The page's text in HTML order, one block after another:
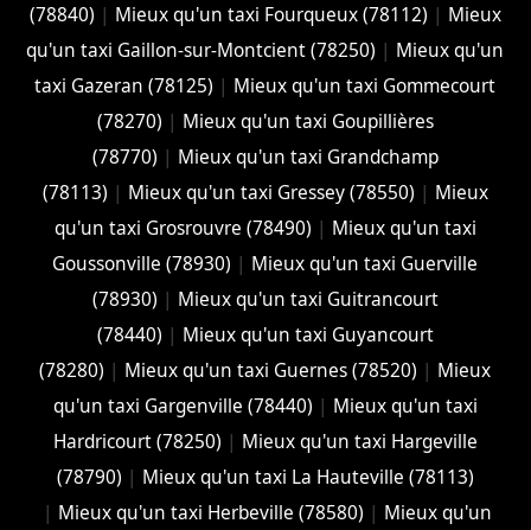
(78840) | Mieux qu'un taxi Fourqueux (78112) | Mieux
qu'un taxi Gaillon-sur-Montcient (78250) | Mieux qu'un
taxi Gazeran (78125) | Mieux qu'un taxi Gommecourt
(78270) | Mieux qu'un taxi Goupillières
(78770) | Mieux qu'un taxi Grandchamp
(78113) | Mieux qu'un taxi Gressey (78550) | Mieux
qu'un taxi Grosrouvre (78490) | Mieux qu'un taxi
Goussonville (78930) | Mieux qu'un taxi Guerville
(78930) | Mieux qu'un taxi Guitrancourt
(78440) | Mieux qu'un taxi Guyancourt
(78280) | Mieux qu'un taxi Guernes (78520) | Mieux
qu'un taxi Gargenville (78440) | Mieux qu'un taxi
Hardricourt (78250) | Mieux qu'un taxi Hargeville
(78790) | Mieux qu'un taxi La Hauteville (78113)
| Mieux qu'un taxi Herbeville (78580) | Mieux qu'un